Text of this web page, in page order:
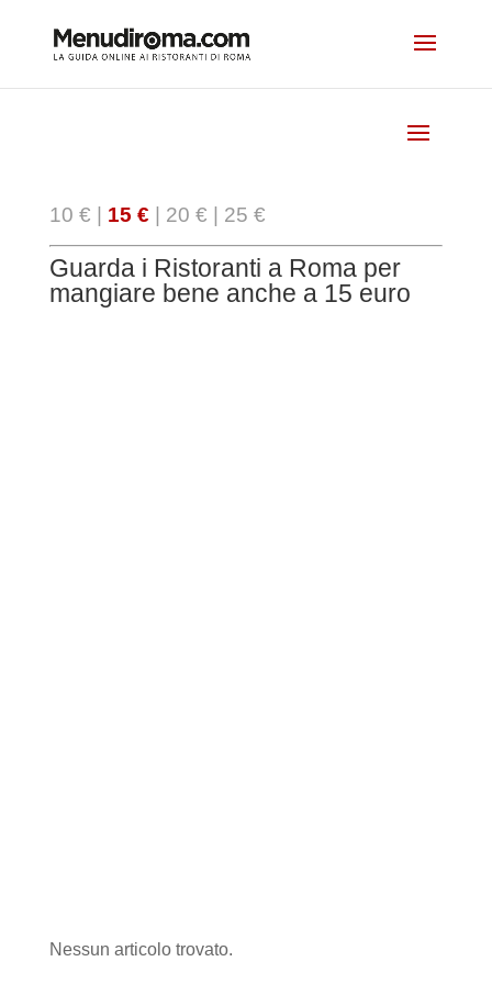
10 € 15 € 20 € 25 €
Guarda i Ristoranti a Roma per
mangiare bene anche a 15 euro
Nessun articolo trovato.